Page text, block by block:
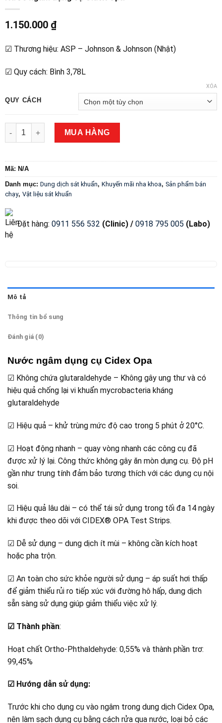
1.150.000 ₫
☑ Thương hiệu: ASP – Johnson & Johnson (Nhật)
☑ Quy cách: Bình 3,78L
QUY CÁCH
XÓA
Nước ngâm dụng cụ Cidex Opa số lượng
MUA HÀNG
Mã: N/A
Danh mục: Dung dịch sát khuẩn, Khuyến mãi nha khoa, Sản phẩm bán
chạy, Vật liệu sát khuẩn
Đặt hàng: 0911 556 532 (Clinic) /0918 795 005 (Labo)
Mô tả
Thông tin bổ sung
Đánh giá (0)
Nước ngâm dụng cụ Cidex Opa
☑ Không chứa glutaraldehyde – Không gây ung thư và có
hiệu quả chống lại vi khuẩn mycrobacteria kháng
glutaraldehyde
☑ Hiệu quả – khử trùng mức độ cao trong 5 phút ở 20°C.
☑ Hoạt động nhanh – quay vòng nhanh các công cụ đã
được xử lý lại. Công thức không gây ăn mòn dụng cụ. Độ pH
gần như trung tính đảm bảo tương thích với các dụng cụ nội
soi.
☑ Hiệu quả lâu dài – có thể tái sử dụng trong tối đa 14 ngày
khi được theo dõi với CIDEX® OPA Test Strips.
☑ Dễ sử dụng – dung dịch ít mùi – không cần kích hoạt
hoặc pha trộn.
☑ An toàn cho sức khỏe người sử dụng – áp suất hơi thấp
để giảm thiểu rủi ro tiếp xúc với đường hô hấp, dung dịch
sẵn sàng sử dụng giúp giảm thiểu việc xử lý.
☑ Thành phần:
Hoạt chất Ortho-Phthaldehyde: 0,55% và thành phần trơ:
99,45%
☑ Hướng dẫn sử dụng:
Trước khi cho dụng cụ vào ngâm trong dung dịch Cidex Opa,
nên làm sạch dụng cụ bằng cách rửa qua nước, loại bỏ các